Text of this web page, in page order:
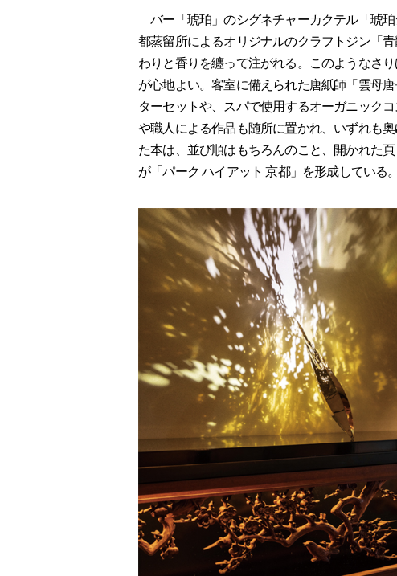
バー「琥珀」のシグネチャーカクテル「琥
都蒸留所によるオリジナルのクラフトジン「
わりと香りを纏って注がれる。このようなさ
が心地よい。客室に備えられた唐紙師「雲母
ターセットや、スパで使用するオーガニック
や職人による作品も随所に置かれ、いずれも
た本は、並び順はもちろんのこと、開かれた
が「パーク ハイアット 京都」を形成している。